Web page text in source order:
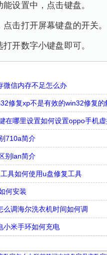
设置中，点击键盘。
击打开屏幕键盘的开关。
开数字小键盘即可。
微信内存不足怎么办
修复xp不是有效的win32修复的
在哪里设置如何设置oppo手机
710a简介
别lan简介
具如何使用u盘修复工具
何安装
么调海尔洗衣机时间如何调
小米手环如何充电